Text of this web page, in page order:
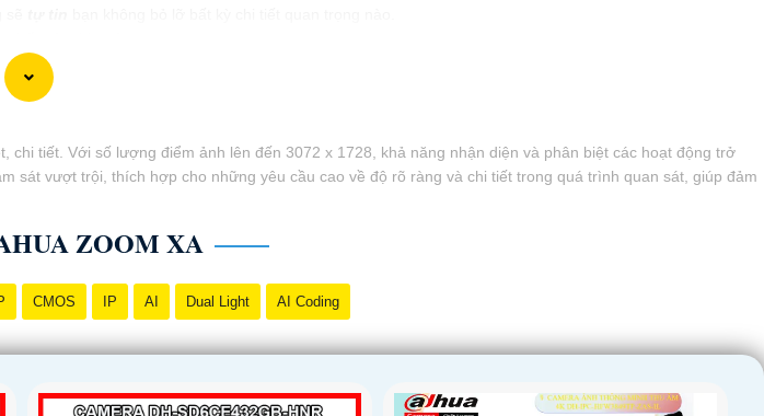
tiết. Với số lượng điểm ảnh lên đến 3072 x 1728, khả năng nhận diện và phân biệt các hoạt động trở
vượt trội, thích hợp cho những yêu cầu cao về độ rõ ràng và chi tiết trong quá trình quan sát, giúp đảm
ZOOM XA
CMOS IP AI Dual Light AI Coding